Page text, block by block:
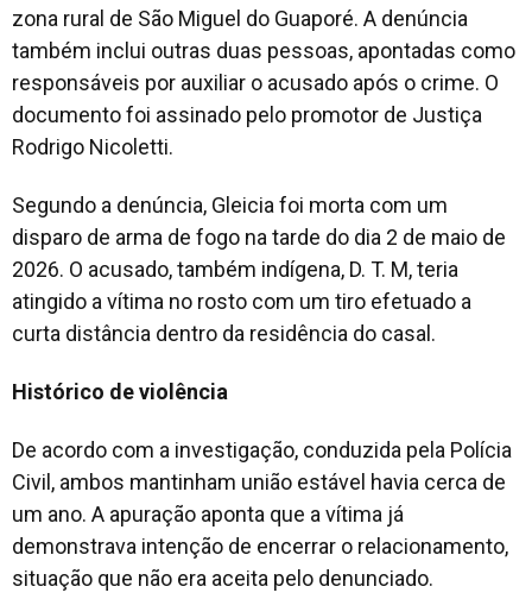
zona rural de São Miguel do Guaporé. A denúncia
também inclui outras duas pessoas, apontadas como
responsáveis por auxiliar o acusado após o crime. O
documento foi assinado pelo promotor de Justiça
Rodrigo Nicoletti.
Segundo a denúncia, Gleicia foi morta com um
disparo de arma de fogo na tarde do dia 2 de maio de
2026. O acusado, também indígena, D. T. M, teria
atingido a vítima no rosto com um tiro efetuado a
curta distância dentro da residência do casal.
Histórico de violência
De acordo com a investigação, conduzida pela Polícia
Civil, ambos mantinham união estável havia cerca de
um ano. A apuração aponta que a vítima já
demonstrava intenção de encerrar o relacionamento,
situação que não era aceita pelo denunciado.